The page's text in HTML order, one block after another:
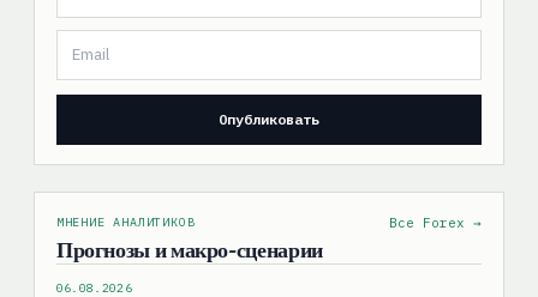
МНЕНИЕ АНАЛИТИКОВ
Прогнозы и макро-сценарии
Все Forex →
06.08.2026